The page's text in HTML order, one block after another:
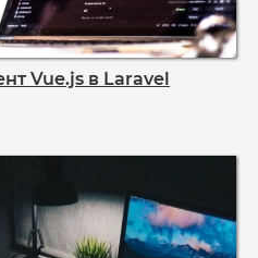
Vue.js в Laravel